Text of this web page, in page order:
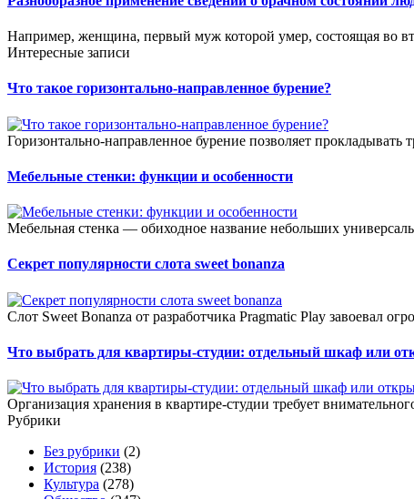
Например, женщина, первый муж которой умер, состоящая во
Интересные записи
Что такое горизонтально-направленное бурение?
Горизонтально-направленное бурение позволяет прокладывать
Мебельные стенки: функции и особенности
Мебельная стенка — обиходное название небольших
Секрет популярности слота sweet bonanza
Слот Sweet Bonanza от разработчика Pragmatic Play завоевал
Что выбрать для квартиры-студии: отдельный шкаф или
Организация хранения в квартире-студии требует
Рубрики
Без рубрики (2)
История (238)
Культура (278)